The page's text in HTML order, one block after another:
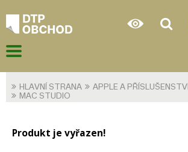
HLAVNÍ STRANA APPLE A PŘÍSLUŠENSTVÍ
MAC STUDIO
Produkt je vyřazen!